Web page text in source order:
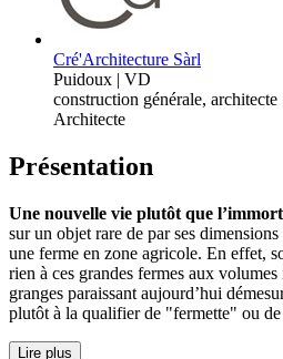
Cré'Architecture Sàrl
Puidoux | VD
construction générale, architecte
Architecte
Présentation
Une nouvelle vie plutôt que
sur un objet rare de par ses
une ferme en zone agricole. En effet,
rien à ces grandes fermes aux
granges paraissant aujourd’hui
plutôt à la qualifier de "fermette" ou de
Lire plus